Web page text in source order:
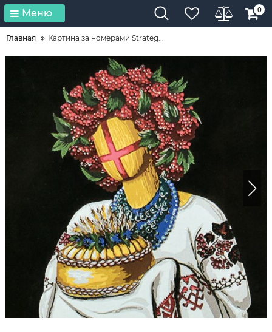
Меню 0
Главная Картина за номерами Strateg...